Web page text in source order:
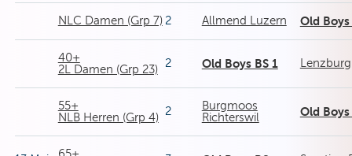
NLC Damen (Grp 7) 2 Allmend Luzern Old Boys
40+
2L Damen (Grp 23)
2 Old Boys BS 1 Lenzburg
55+
NLB Herren (Grp 4) 2
Burgmoos
Richterswil
Old Boys